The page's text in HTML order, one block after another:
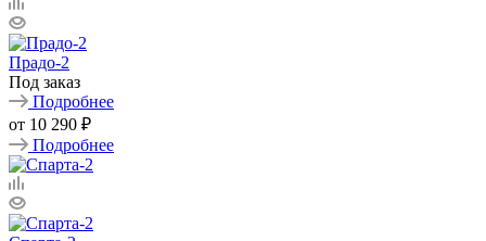
Прадо-2
Под заказ
Подробнее
от 10 290 ₽
Подробнее